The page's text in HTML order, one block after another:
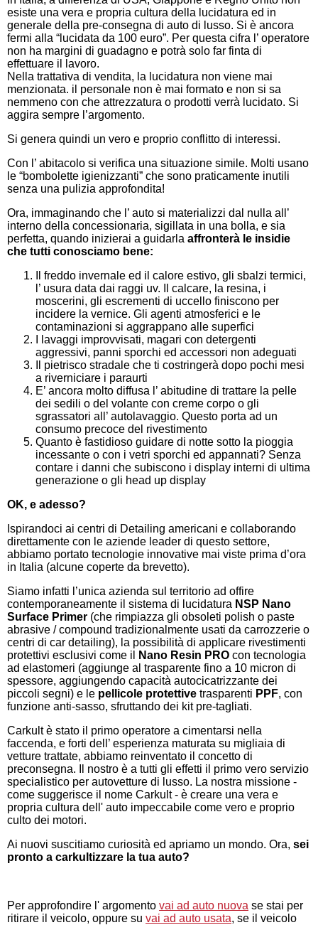
esiste una vera e propria cultura della lucidatura ed in
generale della pre-consegna di auto di lusso. Si è ancora
fermi alla “lucidata da 100 euro”. Per questa cifra l’ operatore
non ha margini di guadagno e potrà solo far finta di
effettuare il lavoro.
Nella trattativa di vendita, la lucidatura non viene mai
menzionata. il personale non è mai formato e non si sa
nemmeno con che attrezzatura o prodotti verrà lucidato. Si
aggira sempre l’argomento.
Si genera quindi un vero e proprio conflitto di interessi.
Con l’ abitacolo si verifica una situazione simile. Molti usano
le “bombolette igienizzanti” che sono praticamente inutili
senza una pulizia approfondita!
Ora, immaginando che l’ auto si materializzi dal nulla all’
interno della concessionaria, sigillata in una bolla, e sia
perfetta, quando inizierai a guidarla affronterà le insidie
che tutti conosciamo bene:
Il freddo invernale ed il calore estivo, gli sbalzi termici,
l’ usura data dai raggi uv. Il calcare, la resina, i
moscerini, gli escrementi di uccello finiscono per
incidere la vernice. Gli agenti atmosferici e le
contaminazioni si aggrappano alle superfici
I lavaggi improvvisati, magari con detergenti
aggressivi, panni sporchi ed accessori non adeguati
Il pietrisco stradale che ti costringerà dopo pochi mesi
a riverniciare i paraurti
E’ ancora molto diffusa l’ abitudine di trattare la pelle
dei sedili o del volante con creme corpo o gli
sgrassatori all’ autolavaggio. Questo porta ad un
consumo precoce del rivestimento
Quanto è fastidioso guidare di notte sotto la pioggia
incessante o con i vetri sporchi ed appannati? Senza
contare i danni che subiscono i display interni di ultima
generazione o gli head up display
OK, e adesso?
Ispirandoci ai centri di Detailing americani e collaborando
direttamente con le aziende leader di questo settore,
abbiamo portato tecnologie innovative mai viste prima d’ora
in Italia (alcune coperte da brevetto).
Siamo infatti l’unica azienda sul territorio ad offire
contemporaneamente il sistema di lucidatura NSP Nano
Surface Primer (che rimpiazza gli obsoleti polish o paste
abrasive / compound tradizionalmente usati da carrozzerie o
centri di car detailing), la possibilità di applicare rivestimenti
protettivi esclusivi come il
Nano Resin PRO con tecnologia
ad elastomeri (aggiunge al trasparente fino a 10 micron di
spessore, aggiungendo capacità autocicatrizzante dei
piccoli segni) e le pellicole protettive trasparenti PPF, con
funzione anti-sasso, sfruttando dei kit pre-tagliati.
Carkult è stato il primo operatore a cimentarsi nella
faccenda, e forti dell’ esperienza maturata su migliaia di
vetture trattate, abbiamo reinventato il concetto di
preconsegna. Il nostro è a tutti gli effetti il primo vero servizio
specialistico per autovetture di lusso. La nostra missione -
come suggerisce il nome Carkult - è creare una vera e
propria cultura dell' auto impeccabile come vero e proprio
culto dei motori.
Ai nuovi suscitiamo curiosità ed apriamo un mondo. Ora, sei
pronto a carkultizzare la tua auto?
Per approfondire l' argomento vai ad auto nuova se stai per
ritirare il veicolo, oppure su vai ad auto usata, se il veicolo